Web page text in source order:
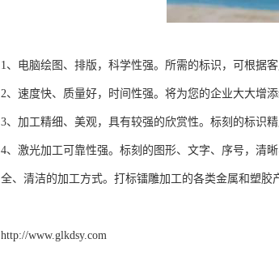
1、电脑绘图、排版，科学性强。所需的标识，可根据
2、速度快、质量好，时间性强。将为您的企业大大增添
3、加工精细、美观，具有较强的欣赏性。标刻的标识
4、激光加工可靠性强。标刻的图形、文字、序号，清
全、清洁的加工方式。打标镭雕加工的各类金属和塑胶
http://www.glkdsy.com